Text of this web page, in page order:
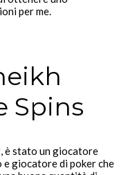
per me.
Spins
è stato un giocatore
e giocatore di poker che